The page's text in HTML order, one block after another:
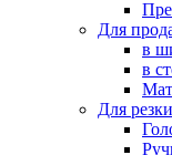
Для
в
в
Для